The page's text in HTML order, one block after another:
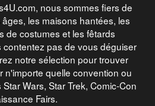
nous sommes fiers de
les maisons hantées, les
de costumes et les fêtards
pas de vous déguiser
notre sélection pour trouver
n'importe quelle convention ou
Wars, Star Trek, Comic-Con
Fairs.